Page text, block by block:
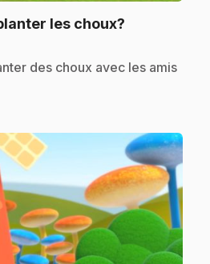
les choux?
des choux avec les amis